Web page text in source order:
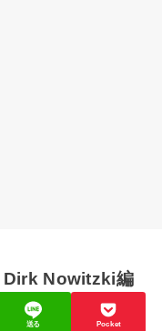
Nowitzki編
送る Pocket